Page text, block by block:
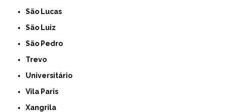
São Lucas
São Luiz
São Pedro
Trevo
Universitário
Vila Paris
Xangrila